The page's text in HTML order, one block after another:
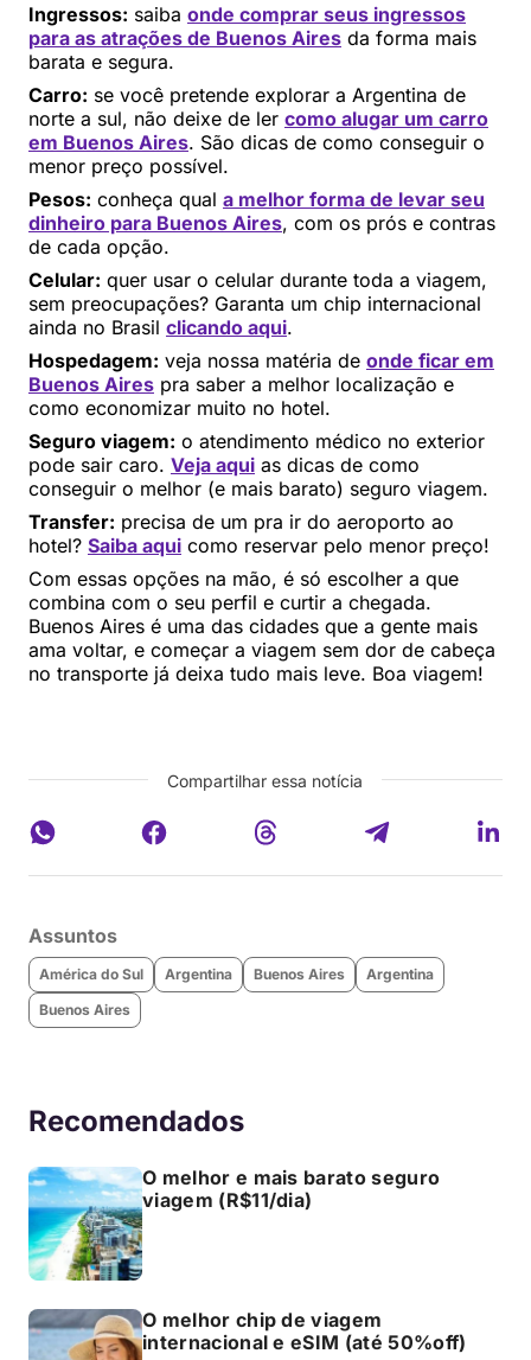
Ingressos: saiba onde comprar seus ingressos
para as atrações de Buenos Aires da forma mais
barata e segura.
Carro: se você pretende explorar a Argentina de
norte a sul, não deixe de ler como alugar um carro
em Buenos Aires. São dicas de como conseguir o
menor preço possível.
Pesos: conheça qual a melhor forma de levar seu
dinheiro para Buenos Aires, com os prós e contras
de cada opção.
Celular: quer usar o celular durante toda a viagem,
sem preocupações? Garanta um chip internacional
ainda no Brasil clicando aqui.
Hospedagem: veja nossa matéria de onde ficar em
Buenos Aires pra saber a melhor localização e
como economizar muito no hotel.
Seguro viagem: o atendimento médico no exterior
pode sair caro. Veja aqui as dicas de como
conseguir o melhor (e mais barato) seguro viagem.
Transfer: precisa de um pra ir do aeroporto ao
hotel? Saiba aqui como reservar pelo menor preço!
Com essas opções na mão, é só escolher a que
combina com o seu perfil e curtir a chegada.
Buenos Aires é uma das cidades que a gente mais
ama voltar, e começar a viagem sem dor de cabeça
no transporte já deixa tudo mais leve. Boa viagem!
Compartilhar essa notícia
Assuntos
América do Sul Argentina Buenos Aires
Argentina
Buenos Aires
Recomendados
O melhor e mais barato seguro
viagem (R$11/dia)
O melhor chip de viagem
internacional e eSIM (até 50%off)